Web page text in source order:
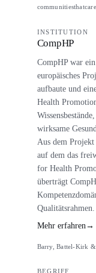
INSTITUTION
CompHP
CompHP war
europäisches
aufbaute und
Health
wirksame
Aus dem
auf dem das
for Health
überträgt
Qualitätsrahmen.
Mehr erfahren →
Barry, Battel-Kirk
BEGRIFF